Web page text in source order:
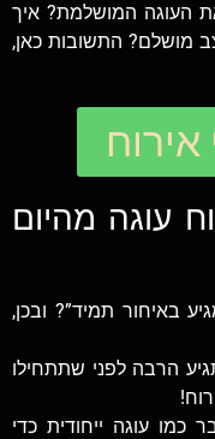
העוגה המושלמת? איך
מושלם? התשובות כאן,
עוגה מהיום
באיחור תמיד”? ובכן,
הרבה לפני שתתחילו
כמו עוגה ייחודית כדי